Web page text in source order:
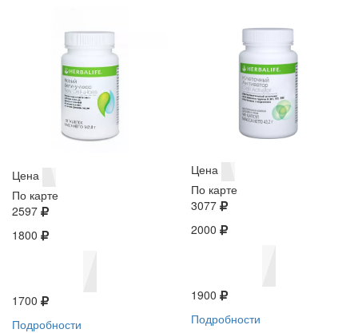
Цена
По карте
2597
1800
1700
Подробности
Цена
По карте
3077
2000
1900
Подробности